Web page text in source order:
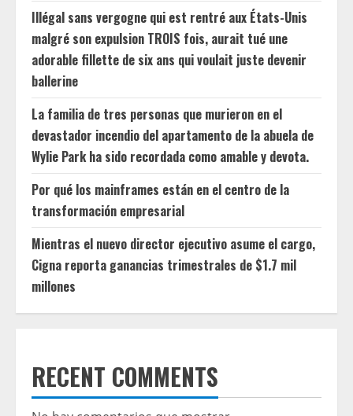
Illégal sans vergogne qui est rentré aux États-Unis
malgré son expulsion TROIS fois, aurait tué une
adorable fillette de six ans qui voulait juste devenir
ballerine
La familia de tres personas que murieron en el
devastador incendio del apartamento de la abuela de
Wylie Park ha sido recordada como amable y devota.
Por qué los mainframes están en el centro de la
transformación empresarial
Mientras el nuevo director ejecutivo asume el cargo,
Cigna reporta ganancias trimestrales de $1.7 mil
millones
RECENT COMMENTS